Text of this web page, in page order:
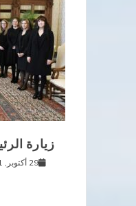
زيارة
29 أكتوبر, 2021